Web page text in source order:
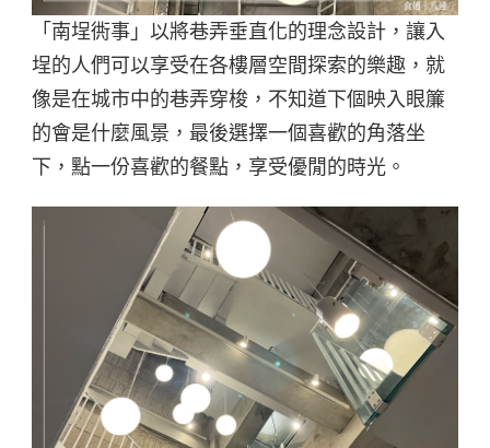
「南埕衖事」以將巷弄垂直化的理念設計，讓入
埕的人們可以享受在各樓層空間探索的樂趣，就
像是在城市中的巷弄穿梭，不知道下個映入眼簾
的會是什麼風景，最後選擇一個喜歡的角落坐
下，點一份喜歡的餐點，享受優閒的時光。